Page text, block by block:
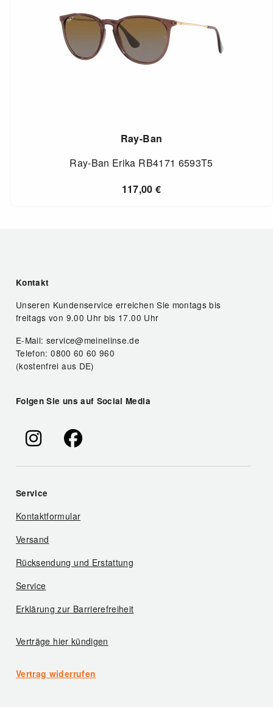
Ray-Ban
Ray-Ban Erika RB4171 6593T5
117,00€
Kontakt
Unseren Kundenservice erreichen Sie montags bis
freitags von 9.00 Uhr bis 17.00 Uhr
E-Mail: service@meinelinse.de
Telefon: 0800 60 60 960
(kostenfrei aus DE)
Folgen Sie uns auf Social Media
Service
Kontaktformular
Versand
Rücksendung und Erstattung
Service
Erklärung zur Barrierefreiheit
Verträge hier kündigen
Vertrag widerrufen